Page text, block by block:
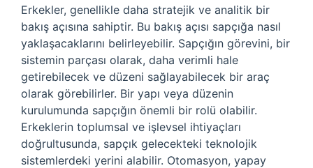
Erkekler, genellikle daha stratejik ve analitik bir
bakış açısına sahiptir. Bu bakış açısı sapçığa nasıl
yaklaşacaklarını belirleyebilir. Sapçığın görevini, bir
sistemin parçası olarak, daha verimli hale
getirebilecek ve düzeni sağlayabilecek bir araç
olarak görebilirler. Bir yapı veya düzenin
kurulumunda sapçığın önemli bir rolü olabilir.
Erkeklerin toplumsal ve işlevsel ihtiyaçları
doğrultusunda, sapçık gelecekteki teknolojik
sistemlerdeki yerini alabilir. Otomasyon, yapay